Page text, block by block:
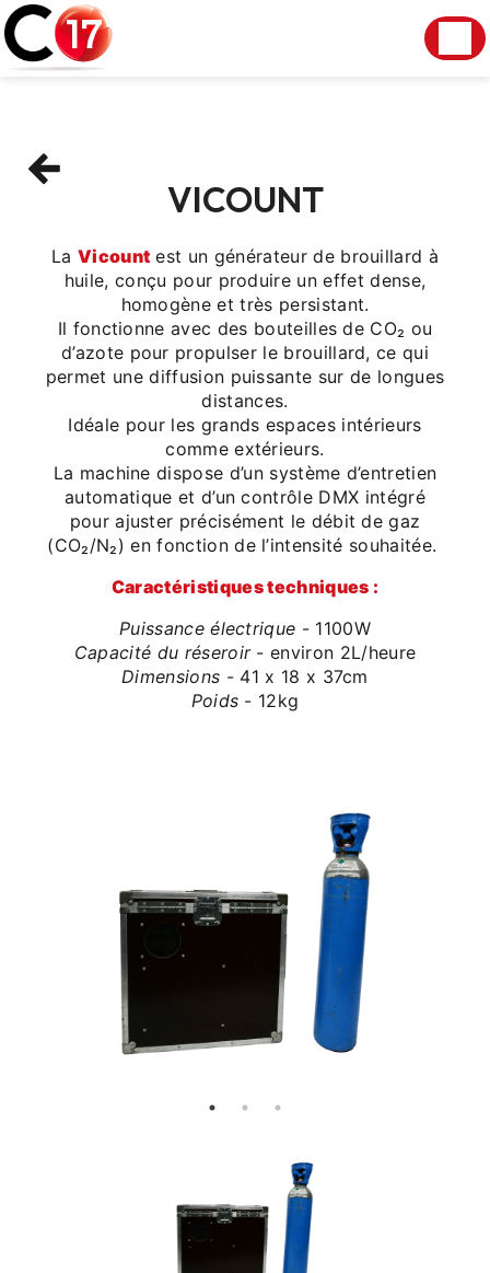
VICOUNT
La Vicount est un générateur de brouillard à
huile, conçu pour produire un effet dense,
homogène et très persistant.
Il fonctionne avec des bouteilles de CO₂ ou
d’azote pour propulser le brouillard, ce qui
permet une diffusion puissante sur de longues
distances.
Idéale pour les grands espaces intérieurs
comme extérieurs.
La machine dispose d’un système d’entretien
automatique et d’un contrôle DMX intégré
pour ajuster précisément le débit de gaz
(CO₂/N₂) en fonction de l’intensité souhaitée.
Caractéristiques techniques :
Puissance électrique - 1100W
Capacité du réseroir- environ 2L/heure
Dimensions - 41 x 18 x 37cm
Poids - 12kg
Panneau de gestion des cookies